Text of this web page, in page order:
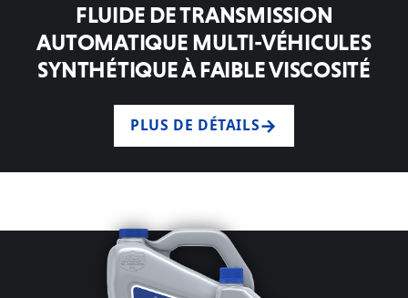
FLUIDE DE TRANSMISSION
AUTOMATIQUE MULTI-VÉHICULES
SYNTHÉTIQUE À FAIBLE VISCOSITÉ
PLUS DE DÉTAILS